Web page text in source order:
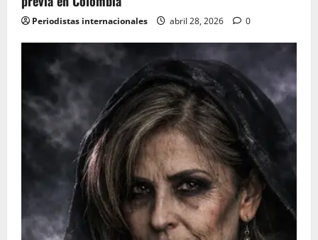
Periodistas internacionales abril 28, 2026 0